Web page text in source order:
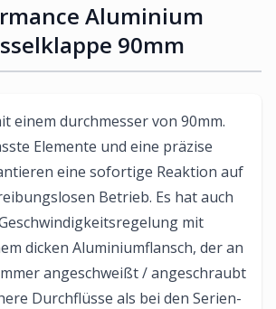
Aluminium
90mm
einem durchmesser von 90mm.
Elemente und eine präzise
eine sofortige Reaktion auf
Betrieb. Es hat auch
mit
dicken Aluminiumflansch, der an
angeschweißt / angeschraubt
Durchflüsse als bei den Serien-